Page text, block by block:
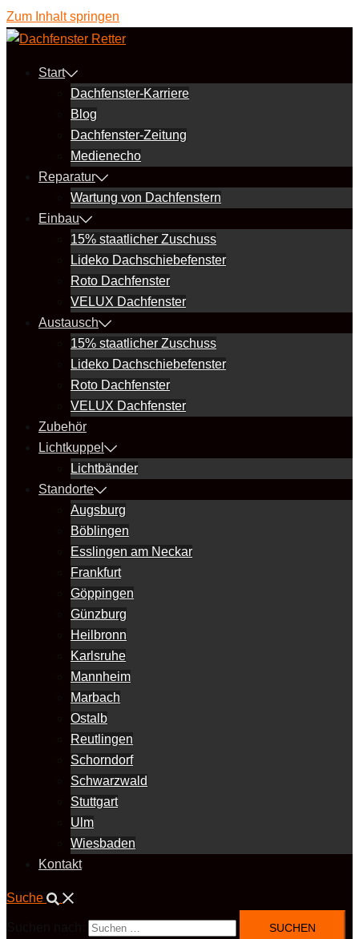
Zum Inhalt springen
Start
Dachfenster-Karriere
Blog
Dachfenster-Zeitung
Medienecho
Reparatur
Wartung von Dachfenstern
Einbau
15% staatlicher Zuschuss
Lideko Dachschiebefenster
Roto Dachfenster
VELUX Dachfenster
Austausch
15% staatlicher Zuschuss
Lideko Dachschiebefenster
Roto Dachfenster
VELUX Dachfenster
Zubehör
Lichtkuppel
Lichtbänder
Standorte
Augsburg
Böblingen
Esslingen am Neckar
Frankfurt
Göppingen
Günzburg
Heilbronn
Karlsruhe
Mannheim
Marbach
Ostalb
Reutlingen
Schorndorf
Schwarzwald
Stuttgart
Ulm
Wiesbaden
Kontakt
Suche